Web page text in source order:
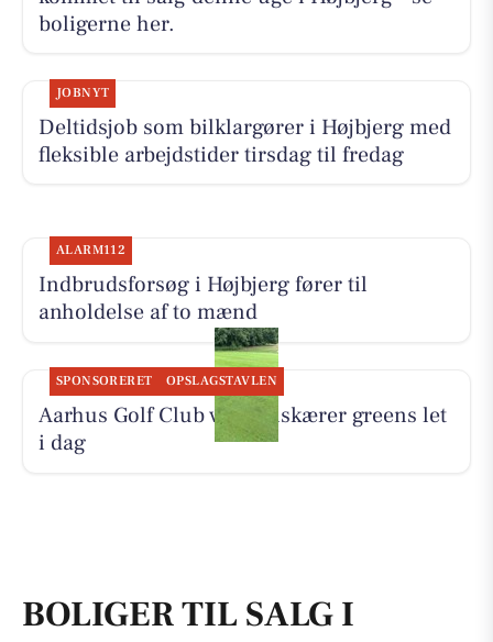
boligerne her.
JOBNYT
Deltidsjob som bilklargører i Højbjerg med
fleksible arbejdstider tirsdag til fredag
ALARM112
Indbrudsforsøg i Højbjerg fører til
anholdelse af to mænd
SPONSORERET OPSLAGSTAVLEN
Aarhus Golf Club vertikalskærer greens let
i dag
BOLIGER TIL SALG I